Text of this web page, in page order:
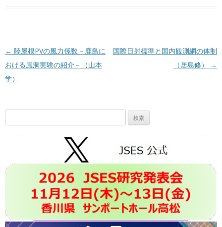
投稿ナビゲーション
← 陸屋根PVの風力係数－鹿島に
おける風洞実験の紹介－（山本
学）
国際日射標準と国内観測網の体制
（居島修）
→
索: